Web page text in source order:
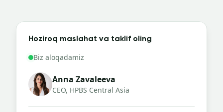
Hoziroq maslahat va taklif oling
Biz aloqadamiz
Anna Zavaleeva
CEO, HPBS Central Asia